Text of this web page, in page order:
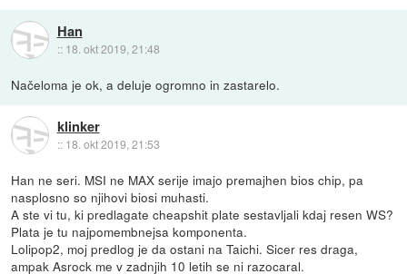
Han
:: 18. okt 2019, 21:48
Načeloma je ok, a deluje ogromno in zastarelo.
klinker
:: 18. okt 2019, 21:53
Han ne seri. MSI ne MAX serije imajo premajhen bios chip, pa
nasplosno so njihovi biosi muhasti.
A ste vi tu, ki predlagate cheapshit plate sestavljali kdaj resen WS?
Plata je tu najpomembnejsa komponenta.
Lolipop2, moj predlog je da ostani na Taichi. Sicer res draga,
ampak Asrock me v zadnjih 10 letih se ni razocaral.